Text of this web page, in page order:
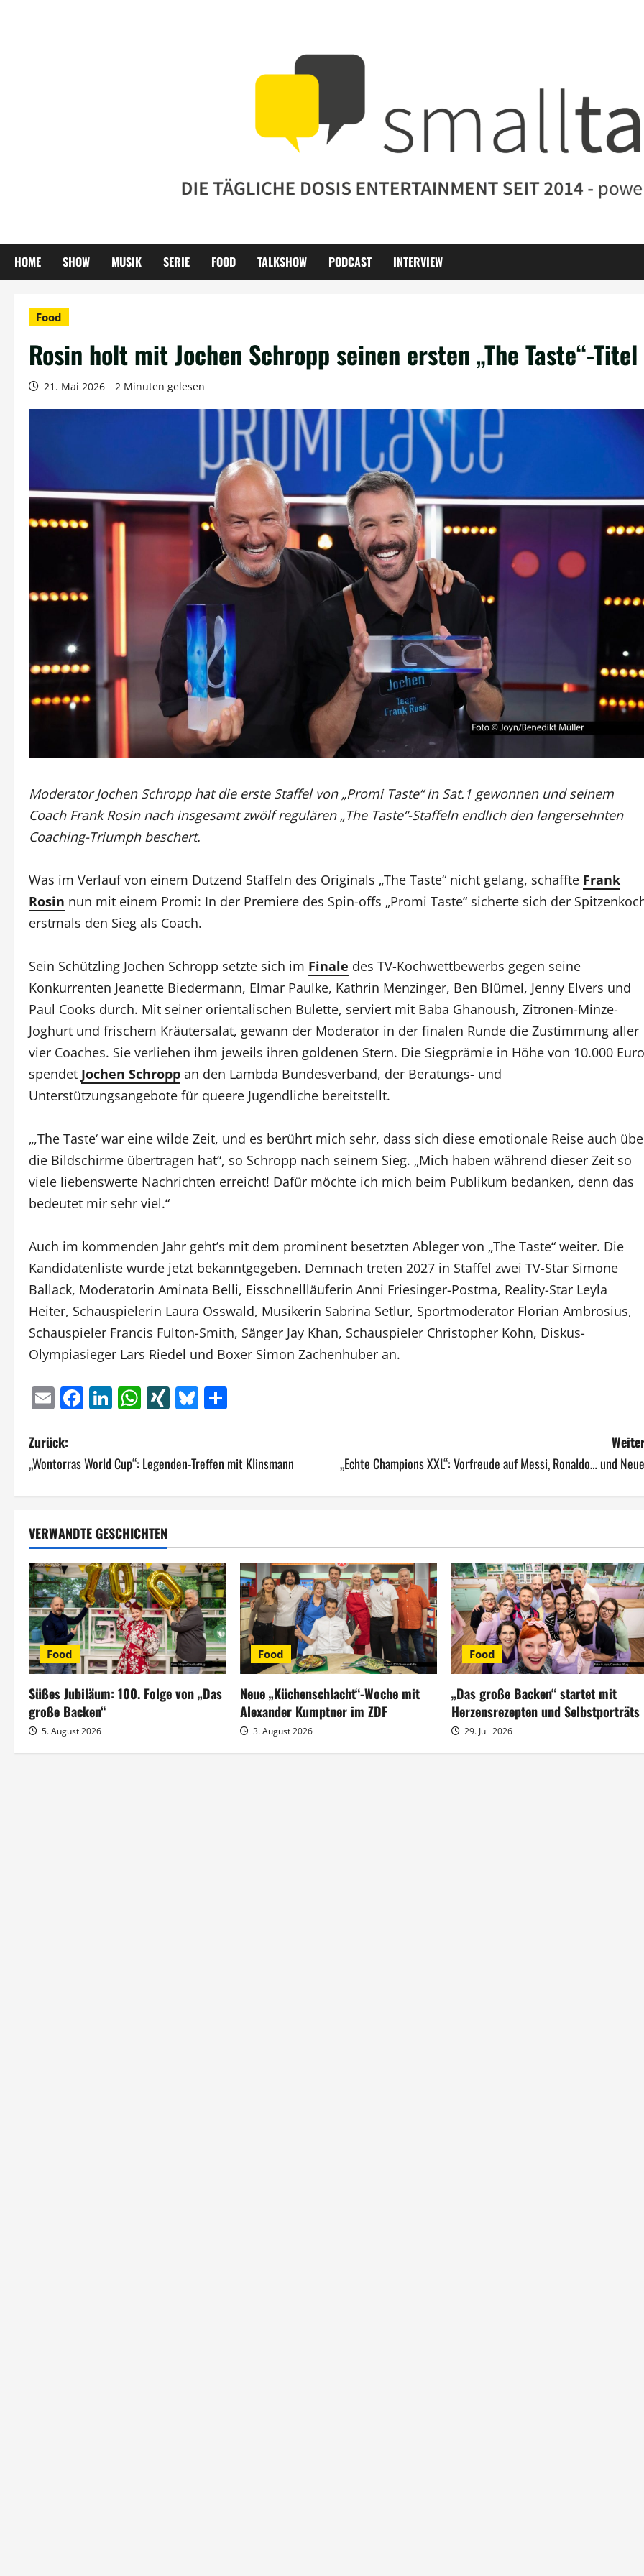
HOME SHOW MUSIK SERIE FOOD TALKSHOW PODCAST INTERVIEW
Food
Rosin holt mit Jochen Schropp seinen ersten „The Taste“-Titel
21. Mai 2026 2 Minuten gelesen
Moderator Jochen Schropp hat die erste Staffel von „Promi Taste“ in Sat.1 gewonnen und seinem
Coach Frank Rosin nach insgesamt zwölf regulären „The Taste“-Staffeln endlich den langersehnten
Coaching-Triumph beschert.
Was im Verlauf von einem Dutzend Staffeln des Originals „The Taste“ nicht gelang, schaffte Frank
Rosin nun mit einem Promi: In der Premiere des Spin-offs „Promi Taste“ sicherte sich der
erstmals den Sieg als Coach.
Sein Schützling Jochen Schropp setzte sich im Finale des TV-Kochwettbewerbs gegen seine
Konkurrenten Jeanette Biedermann, Elmar Paulke, Kathrin Menzinger, Ben Blümel, Jenny Elvers und
Paul Cooks durch. Mit seiner orientalischen Bulette, serviert mit Baba Ghanoush, Zitronen-Minze-
Joghurt und frischem Kräutersalat, gewann der Moderator in der finalen Runde die Zustimmung aller
vier Coaches. Sie verliehen ihm jeweils ihren goldenen Stern. Die Siegprämie in Höhe von 10.000 Euro
spendet Jochen Schropp an den Lambda Bundesverband, der Beratungs- und
Unterstützungsangebote für queere Jugendliche bereitstellt.
„,The Taste‘ war eine wilde Zeit, und es berührt mich sehr, dass sich diese emotionale Reise auch
die Bildschirme übertragen hat“, so Schropp nach seinem Sieg. „Mich haben während dieser Zeit so
viele liebenswerte Nachrichten erreicht! Dafür möchte ich mich beim Publikum bedanken, denn das
bedeutet mir sehr viel.“
Auch im kommenden Jahr geht’s mit dem prominent besetzten Ableger von „The Taste“ weiter. Die
Kandidatenliste wurde jetzt bekanntgegeben. Demnach treten 2027 in Staffel zwei TV-Star Simone
Ballack, Moderatorin Aminata Belli, Eisschnellläuferin Anni Friesinger-Postma, Reality-Star Leyla
Heiter, Schauspielerin Laura Osswald, Musikerin Sabrina Setlur, Sportmoderator Florian Ambrosius,
Schauspieler Francis Fulton-Smith, Sänger Jay Khan, Schauspieler Christopher Kohn, Diskus-
Olympiasieger Lars Riedel und Boxer Simon Zachenhuber an.
EmailFacebook
LinkedIn
WhatsApp
XINGBluesky
B
e
i
t
r
a
g
s
n
a
v
Zurück:
„Wontorras World Cup“: Legenden-Treffen mit Klinsmann
„Echte Champions XXL“: Vorfreude auf Messi, Ronaldo… und
VERWANDTE GESCHICHTEN
Food
Süßes Jubiläum: 100. Folge von „Das
große Backen“
5. August 2026
Food
Neue „Küchenschlacht“-Woche mit
Alexander Kumptner im ZDF
3. August 2026
Food
„Das große Backen“ startet mit
Herzensrezepten und Selbstporträts
29. Juli 2026